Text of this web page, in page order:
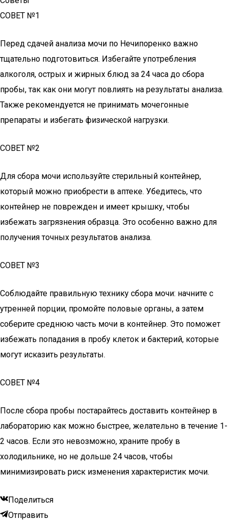
СОВЕТ №1
Перед сдачей анализа мочи по Нечипоренко важно
тщательно подготовиться. Избегайте употребления
алкоголя, острых и жирных блюд за 24 часа до сбора
пробы, так как они могут повлиять на результаты анализа.
Также рекомендуется не принимать мочегонные
препараты и избегать физической нагрузки.
СОВЕТ №2
Для сбора мочи используйте стерильный контейнер,
который можно приобрести в аптеке. Убедитесь, что
контейнер не поврежден и имеет крышку, чтобы
избежать загрязнения образца. Это особенно важно для
получения точных результатов анализа.
СОВЕТ №3
Соблюдайте правильную технику сбора мочи: начните с
утренней порции, промойте половые органы, а затем
соберите среднюю часть мочи в контейнер. Это поможет
избежать попадания в пробу клеток и бактерий, которые
могут исказить результаты.
СОВЕТ №4
После сбора пробы постарайтесь доставить контейнер в
лабораторию как можно быстрее, желательно в течение 1-
2 часов. Если это невозможно, храните пробу в
холодильнике, но не дольше 24 часов, чтобы
минимизировать риск изменения характеристик мочи.
Поделиться
Отправить